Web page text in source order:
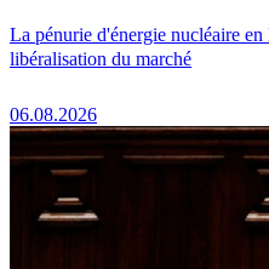
La pénurie d'énergie nucléaire
libéralisation du marché
06.08.2026